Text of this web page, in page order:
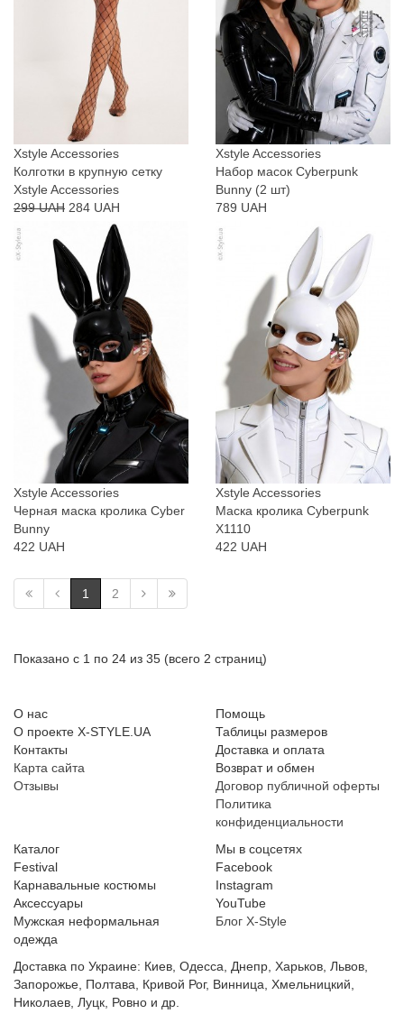
Xstyle Accessories
Колготки в крупную сетку
Xstyle Accessories
299 UAH 284 UAH
Xstyle Accessories
Набор масок Cyberpunk
Bunny (2 шт)
789 UAH
Xstyle Accessories
Черная маска кролика Cyber
Bunny
422 UAH
Xstyle Accessories
Маска кролика Cyberpunk
X1110
422 UAH
1 2
Показано с 1 по 24 из 35 (всего 2 страниц)
О нас
О проекте X-STYLE.UA
Контакты
Карта сайта
Отзывы
Помощь
Таблицы размеров
Доставка и оплата
Возврат и обмен
Договор публичной оферты
Политика
конфиденциальности
Каталог
Festival
Карнавальные костюмы
Аксессуары
Мужская неформальная
одежда
Мы в соцсетях
Facebook
Instagram
YouTube
Блог X-Style
Доставка по Украине: Киев, Одесса, Днепр, Харьков, Львов,
Запорожье, Полтава, Кривой Рог, Винница, Хмельницкий,
Николаев, Луцк, Ровно и др.